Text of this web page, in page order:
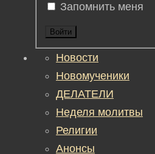
Запомнить меня
Войти
Новости
Новомученики
ДЕЛАТЕЛИ
Неделя молитвы
Религии
Анонсы